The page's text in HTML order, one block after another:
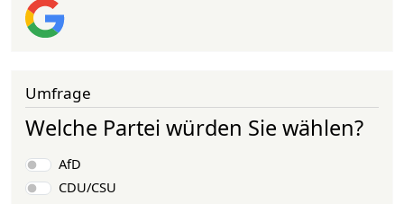
Umfrage
Welche Partei würden Sie wählen?
Choices
AfD
CDU/CSU